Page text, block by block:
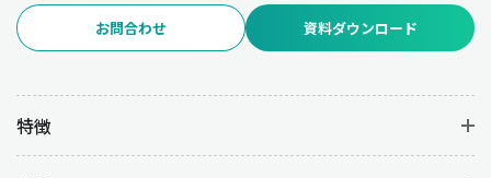
お問合わせ 資料ダウンロード
特徴